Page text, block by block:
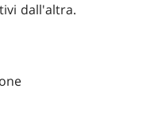
dall'altra.